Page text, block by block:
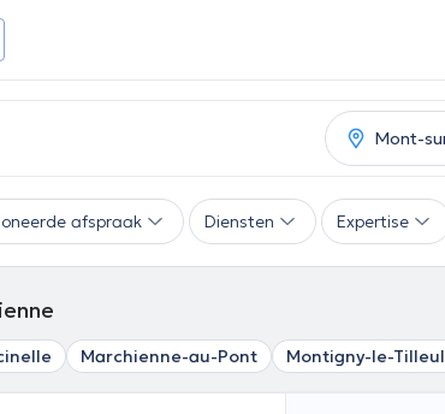
afspraak Diensten Expertise
Marchienne-au-Pont Montigny-le-Tilleul